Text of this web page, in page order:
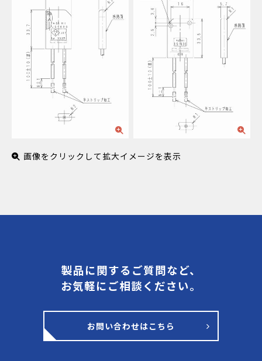
画像をクリックして拡大イメージを表示
製品に関するご質問など、
お気軽にご相談ください。
お問い合わせはこちら